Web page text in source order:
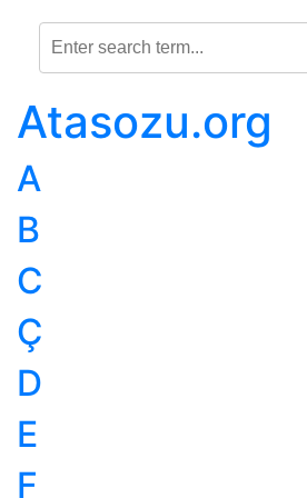
Atasozu.org
A
B
C
Ç
D
E
F